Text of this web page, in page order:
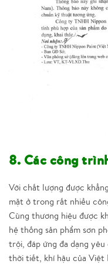
8. Các công
Với chất lượng được
mặt ở trong rất nhiều
Cùng thương hiệu được
hệ thống sản phẩm sơn
trội, đáp ứng đa dạng
thời tiết, khí hậu của Việt